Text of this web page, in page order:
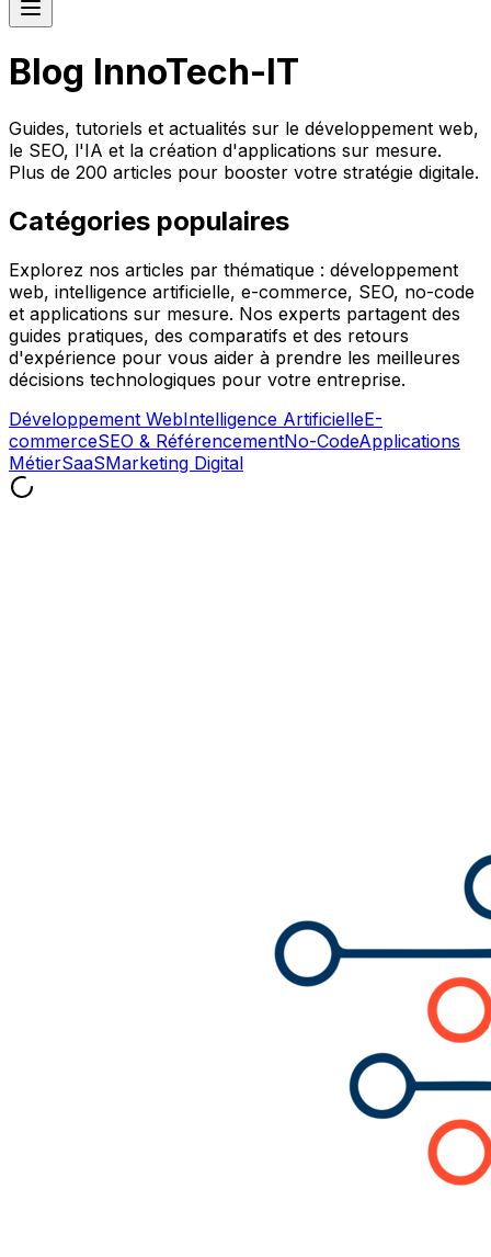
Blog InnoTech-IT
Guides, tutoriels et actualités sur le développement web,
le SEO, l'IA et la création d'applications sur mesure.
Plus de 200 articles pour booster votre stratégie digitale.
Catégories populaires
Explorez nos articles par thématique : développement
web, intelligence artificielle, e-commerce, SEO, no-code
et applications sur mesure. Nos experts partagent des
guides pratiques, des comparatifs et des retours
d'expérience pour vous aider à prendre les meilleures
décisions technologiques pour votre entreprise.
Développement WebIntelligence ArtificielleE-
commerceSEO & RéférencementNo-CodeApplications
MétierSaaSMarketing Digital